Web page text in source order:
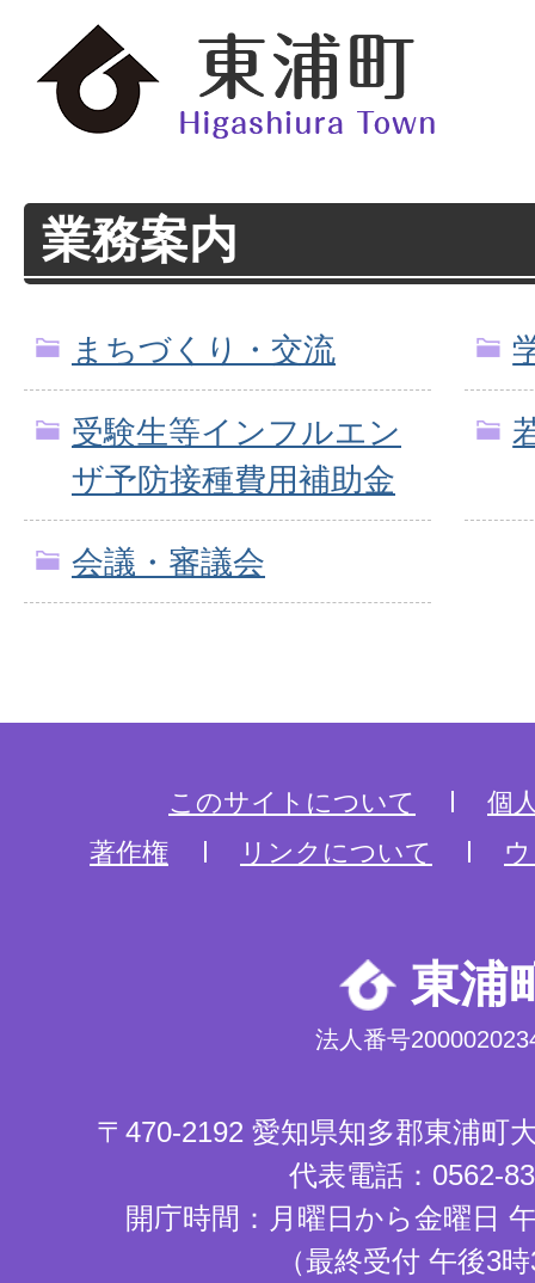
業務案内
まちづくり・交流
受験生等インフルエン
ザ予防接種費用補助金
会議・審議会
このサイトについて
個
著作権
リンクについて
東浦
法人番号
〒470-2192 愛知県知多郡東浦町
代表電話：0562-
開庁時間：月曜日から金曜日
（最終受付 午後3